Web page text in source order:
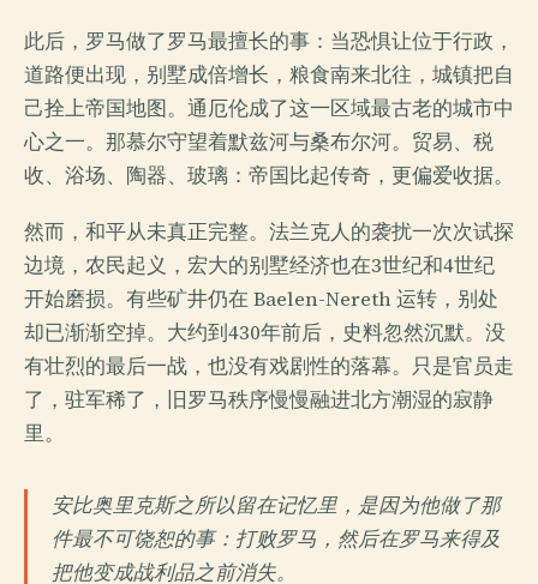
此后，罗马做了罗马最擅长的事：当恐惧让位于行政，
道路便出现，别墅成倍增长，粮食南来北往，城镇把自
己拴上帝国地图。通厄伦成了这一区域最古老的城市中
心之一。那慕尔守望着默兹河与桑布尔河。贸易、税
收、浴场、陶器、玻璃：帝国比起传奇，更偏爱收据。
然而，和平从未真正完整。法兰克人的袭扰一次次试探
边境，农民起义，宏大的别墅经济也在3世纪和4世纪
开始磨损。有些矿井仍在 Baelen-Nereth 运转，别处
却已渐渐空掉。大约到430年前后，史料忽然沉默。没
有壮烈的最后一战，也没有戏剧性的落幕。只是官员走
了，驻军稀了，旧罗马秩序慢慢融进北方潮湿的寂静
里。
安比奥里克斯之所以留在记忆里，是因为他做了那
件最不可饶恕的事：打败罗马，然后在罗马来得及
把他变成战利品之前消失。